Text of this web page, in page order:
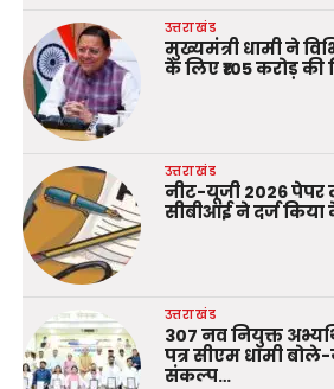
उत्तराखंड
मुख्यमंत्री धामी ने
के लिए ₹105 करोड़ की
उत्तराखंड
नीट-यूजी 2026
सीबीआई ने दर्ज
उत्तराखंड
307 नव नियुक्त
पत्र सीएम धामी
संकल्प…